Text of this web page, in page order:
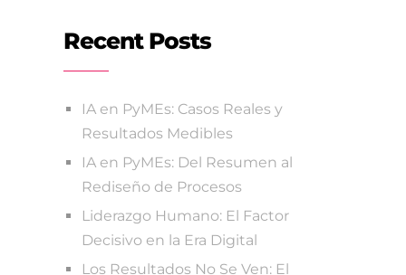
Recent Posts
IA en PyMEs: Casos Reales y
Resultados Medibles
IA en PyMEs: Del Resumen al
Rediseño de Procesos
Liderazgo Humano: El Factor
Decisivo en la Era Digital
Los Resultados No Se Ven: El